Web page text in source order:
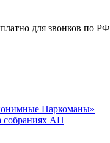
для звонков по РФ
Наркоманы»
собраниях АН